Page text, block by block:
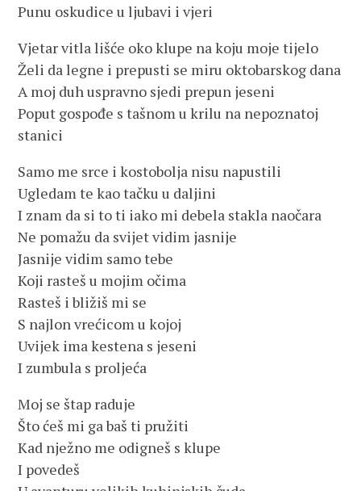
Punu oskudice u ljubavi i vjeri
Vjetar vitla lišće oko klupe na koju moje tijelo
Želi da legne i prepusti se miru oktobarskog dana
A moj duh uspravno sjedi prepun jeseni
Poput gospođe s tašnom u krilu na nepoznatoj
stanici
Samo me srce i kostobolja nisu napustili
Ugledam te kao tačku u daljini
I znam da si to ti iako mi debela stakla naočara
Ne pomažu da svijet vidim jasnije
Jasnije vidim samo tebe
Koji rasteš u mojim očima
Rasteš i bližiš mi se
S najlon vrećicom u kojoj
Uvijek ima kestena s jeseni
I zumbula s proljeća
Moj se štap raduje
Što ćeš mi ga baš ti pružiti
Kad nježno me odigneš s klupe
I povedeš